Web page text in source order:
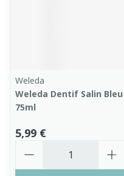
Weleda
Weleda Dentif Salin Bleu
75ml
5,99 €